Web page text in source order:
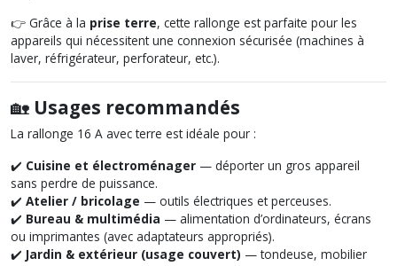
👉 Grâce à la prise terre, cette rallonge est parfaite pour les
appareils qui nécessitent une connexion sécurisée (machines à
laver, réfrigérateur, perforateur, etc.).
🏡 Usages recommandés
La rallonge 16 A avec terre est idéale pour :
✔️ Cuisine et électroménager — déporter un gros appareil
sans perdre de puissance.
✔️ Atelier / bricolage — outils électriques et perceuses.
✔️ Bureau & multimédia — alimentation d’ordinateurs, écrans
ou imprimantes (avec adaptateurs appropriés).
✔️ Jardin & extérieur (usage couvert) — tondeuse, mobilier